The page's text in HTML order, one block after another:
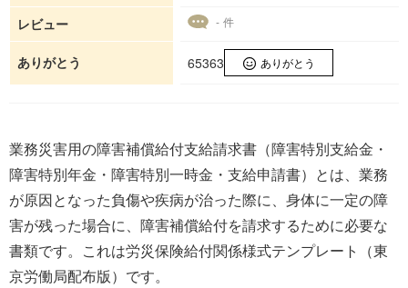
レビュー
- 件
ありがとう 65363 ありがとう
業務災害用の障害補償給付支給請求書（障害特別支給金・
障害特別年金・障害特別一時金・支給申請書）とは、業務
が原因となった負傷や疾病が治った際に、身体に一定の障
害が残った場合に、障害補償給付を請求するために必要な
書類です。これは労災保険給付関係様式テンプレート（東
京労働局配布版）です。